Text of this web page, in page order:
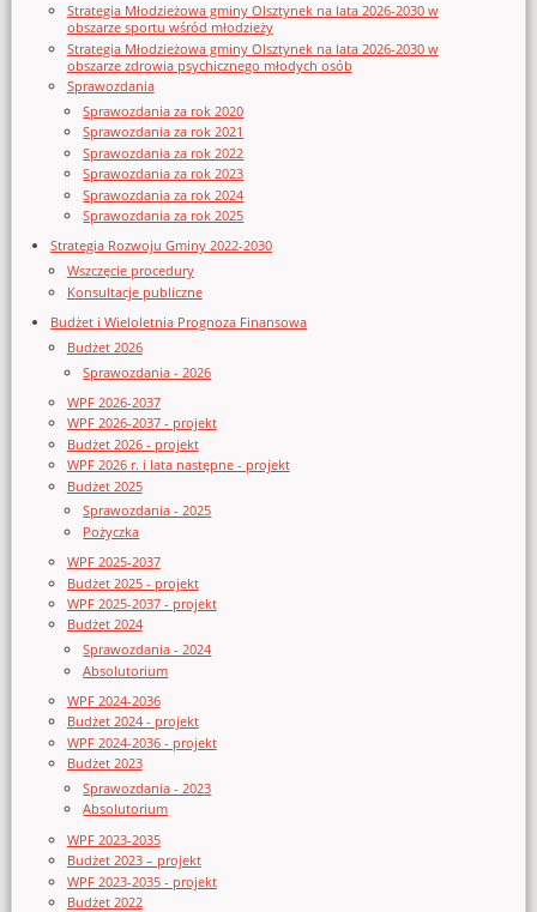
Strategia Młodzieżowa gminy Olsztynek na lata 2026-2030 w
obszarze sportu wśród młodzieży
Strategia Młodzieżowa gminy Olsztynek na lata 2026-2030 w
obszarze zdrowia psychicznego młodych osób
Sprawozdania
Sprawozdania za rok 2020
Sprawozdania za rok 2021
Sprawozdania za rok 2022
Sprawozdania za rok 2023
Sprawozdania za rok 2024
Sprawozdania za rok 2025
Strategia Rozwoju Gminy 2022-2030
Wszczęcie procedury
Konsultacje publiczne
Budżet i Wieloletnia Prognoza Finansowa
Budżet 2026
Sprawozdania - 2026
WPF 2026-2037
WPF 2026-2037 - projekt
Budżet 2026 - projekt
WPF 2026 r. i lata następne - projekt
Budżet 2025
Sprawozdania - 2025
Pożyczka
WPF 2025-2037
Budżet 2025 - projekt
WPF 2025-2037 - projekt
Budżet 2024
Sprawozdania - 2024
Absolutorium
WPF 2024-2036
Budżet 2024 - projekt
WPF 2024-2036 - projekt
Budżet 2023
Sprawozdania - 2023
Absolutorium
WPF 2023-2035
Budżet 2023 – projekt
WPF 2023-2035 - projekt
Budżet 2022